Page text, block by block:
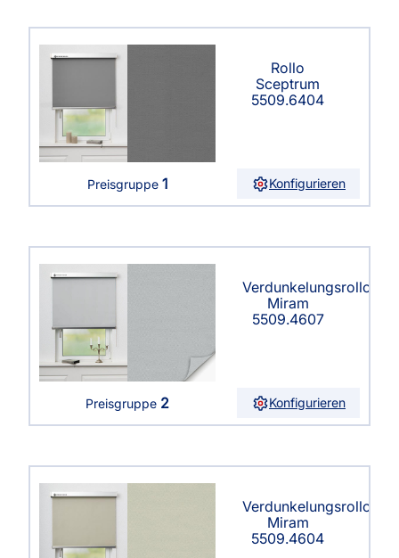
Rollo
Sceptrum
5509.6404
Preisgruppe 1 Konfigurieren
Verdunkelungsrollo
Miram
5509.4607
Preisgruppe 2 Konfigurieren
Verdunkelungsrollo
Miram
5509.4604